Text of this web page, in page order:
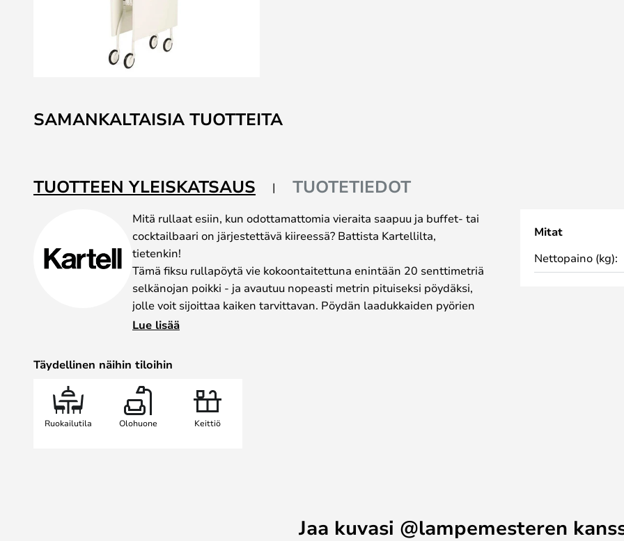
to
the
the
images
SAMANKALTAISIA TUOTTEITA
TUOTTEEN YLEISKATSAUS TUOTETIEDOT
Mitä rullaat esiin, kun odottamattomia vieraita saapuu ja buffet- tai
cocktailbaari on järjestettävä kiireessä? Battista Kartellilta,
tietenkin!
Tämä fiksu rullapöytä vie kokoontaitettuna enintään 20 senttimetriä
selkänojan poikki - ja avautuu nopeasti metrin pituiseksi pöydäksi,
jolle voit sijoittaa kaiken tarvittavan. Pöydän laadukkaiden pyörien
ansiosta käytetyt ruokailuvälineet, lasit ja astiat on helppo viedä
Lue lisää
Täydellinen näihin tiloihin
Ruokailutila Olohuone Keittiö
Mitat
Nettopaino (kg):
Jaa kuvasi @lampemesteren